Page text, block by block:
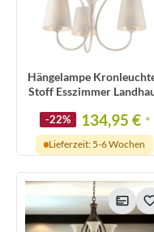
Hängelampe
Stoff Esszimmer
-22% 134,95 € *
Lieferzeit: 5-6 Wochen